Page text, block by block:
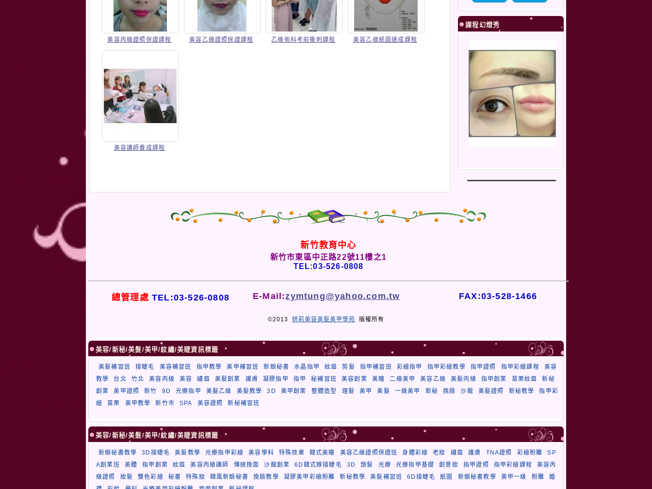
課程幻燈秀
美容丙級證照保證課程 美容乙級證照保證課程 乙級術科考前衝刺課程 美容乙級紙圖速成課程
美容講師養成課程
新竹教育中心
新竹市東區中正路22號11樓之1
TEL:03-526-0808
總管理處 TEL:03-526-0808 E-Mail:zymtung@yahoo.com.tw FAX:03-528-1466
©2013 妍莉美容美髮美甲學苑 版權所有
美容/新秘/美髮/美甲/紋繡/美睫資訊標籤
美髮補習班 接睫毛 美容補習班 指甲教學 美甲補習班 新娘秘書 水晶指甲 紋眉 剪髮 指甲補習班 彩繪指甲 指甲彩繪教學 指甲證照 指甲彩繪課程
美容
教學
台北 竹北 美容丙級 美容 繡眉 美髮創業 護膚 凝膠指甲 指甲 秘補習班 美容創業 美瞳 二級美甲 美容乙級 美髮丙級 指甲創業 苗栗紋眉
新秘
創業
美甲證照 新竹 9D 光療指甲 美髮乙級 美髮教學 3D 美甲創業 整體造型 理髮 美甲 美髮 一級美甲 新秘 挽臉 沙龍 美髮證照 新秘教學
指甲彩
繪
苗栗 美甲教學 新竹市 SPA 美容證照 新秘補習班
美容/新秘/美髮/美甲/紋繡/美睫資訊標籤
新娘祕書教學 3D接睫毛 美髮教學 光療指甲彩繪 美容學科 特殊效果 韓式美瞳 美容乙級證照保證班 身體彩繪 老妝 繡眉 護膚 TNA證照 彩繪粉雕
SP
A創業班
美體 指甲創業 紋眉 美容丙級講師 傳統挽面 沙龍創業 6D韓式嫁接睫毛 3D 頭髮 光療 光療指甲基礎 創意妝 指甲證照 指甲彩繪課程
美容丙
級證照
妝髮 雙色彩繪 秘書 特殊妝 韓風新娘秘書 挽臉教學 凝膠美甲彩繪粉雕 新秘教學 美髮補習班 6D接睫毛 紙圖 新娘秘書教學 美甲一級 粉雕
婚